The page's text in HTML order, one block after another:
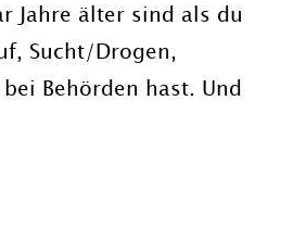
Jahre älter sind als du
Sucht/Drogen,
Behörden hast. Und